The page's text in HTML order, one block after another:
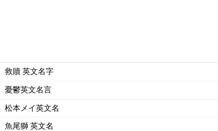
救贖 英文名字
憂鬱英文名言
松本メイ英文名
魚尾獅 英文名